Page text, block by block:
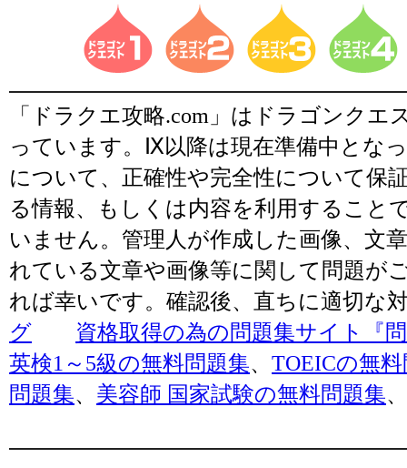
「ドラクエ攻略.com」はドラゴンク
っています。Ⅸ以降は現在準備中とな
について、正確性や完全性について保
る情報、もしくは内容を利用すること
いません。管理人が作成した画像、文
れている文章や画像等に関して問題が
れば幸いです。確認後、直ちに適切な
グ
資格取得の為の問題集サイト『
英検1～5級の無料問題集、 TOEICの無
問題集、 美容師 国家試験の無料問題集、